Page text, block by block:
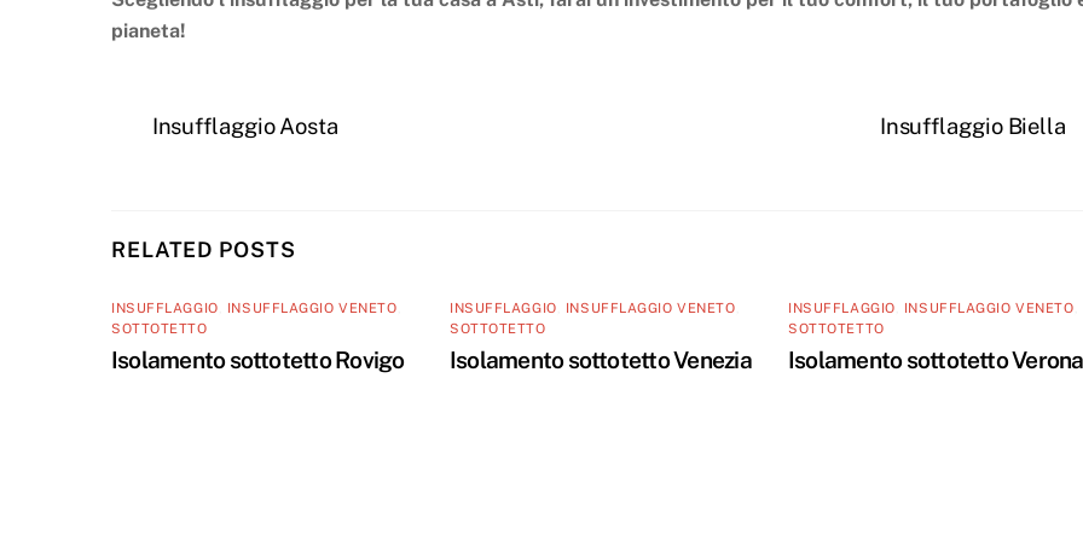
pianeta!
Insufflaggio Aosta Insufflaggio Biella
RELATED POSTS
INSUFFLAGGIO INSUFFLAGGIO VENETO
SOTTOTETTO
Isolamento sottotetto Rovigo
INSUFFLAGGIO INSUFFLAGGIO VENETO
SOTTOTETTO
Isolamento sottotetto Venezia
INSUFFLAGGIO INSUFFLAGGIO VENETO
SOTTOTETTO
Isolamento sottotetto Verona